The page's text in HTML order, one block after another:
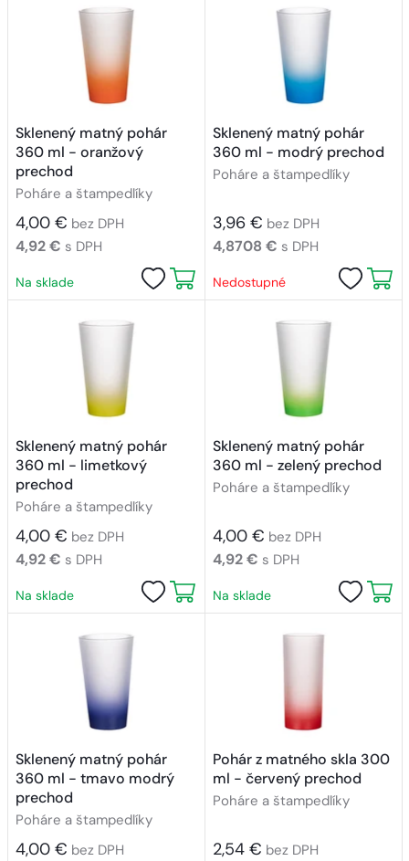
Sklenený matný pohár
360 ml - oranžový
prechod
Poháre a štampedlíky
4,00 € bez DPH
4,92 € s DPH
Na sklade
Sklenený matný pohár
360 ml - modrý prechod
Poháre a štampedlíky
3,96 € bez DPH
4,8708 € s DPH
Nedostupné
Sklenený matný pohár
360 ml - limetkový
prechod
Poháre a štampedlíky
4,00 € bez DPH
4,92 € s DPH
Na sklade
Sklenený matný pohár
360 ml - zelený prechod
Poháre a štampedlíky
4,00 € bez DPH
4,92 € s DPH
Na sklade
Sklenený matný pohár
360 ml - tmavo modrý
prechod
Poháre a štampedlíky
4,00 € bez DPH
Pohár z matného skla 300
ml - červený prechod
Poháre a štampedlíky
2,54 € bez DPH